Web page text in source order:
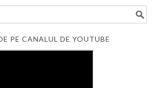
PE CANALUL DE YOUTUBE